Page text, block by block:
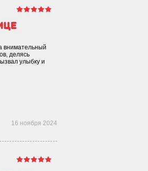
внимательный
делясь
улыбку и
16 ноября 2024